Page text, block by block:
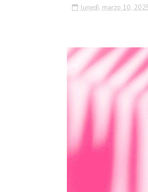
lunedì, marzo 10,